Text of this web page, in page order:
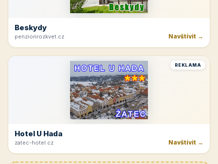
Beskydy
penzionrozkvet.cz Navštívit →
REKLAMA
Hotel U Hada
zatec-hotel.cz Navštívit →